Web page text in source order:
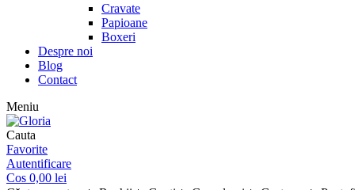
Cravate
Papioane
Boxeri
Despre noi
Blog
Contact
Meniu
Cauta
Favorite
Autentificare
Cos 0,00 lei